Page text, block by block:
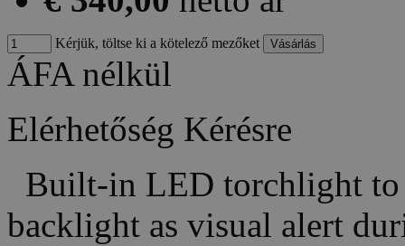
Kérjük, töltse ki a kötelező mezőket
ÁFA nélkül
Elérhetőség Kérésre
Built-in LED torchlight to
backlight as visual alert